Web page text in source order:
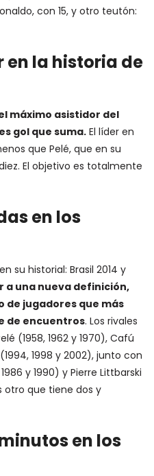
con 15, y otro teutón:
la historia de
máximo asistidor del
gol que suma. El líder en
que Pelé, que en su
El objetivo es totalmente
en los
su historial: Brasil 2014 y
a una nueva definición,
de jugadores que más
de encuentros. Los rivales
(1958, 1962 y 1970), Cafú
1998 y 2002), junto con
y 1990) y Pierre Littbarski
otro que tiene dos y
en los